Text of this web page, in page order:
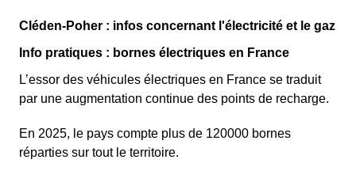
Cléden-Poher : infos concernant l'électricité et le gaz
Info pratiques : bornes électriques en France
L’essor des véhicules électriques en France se traduit
par une augmentation continue des points de recharge.
En 2025, le pays compte plus de 120000 bornes
réparties sur tout le territoire.